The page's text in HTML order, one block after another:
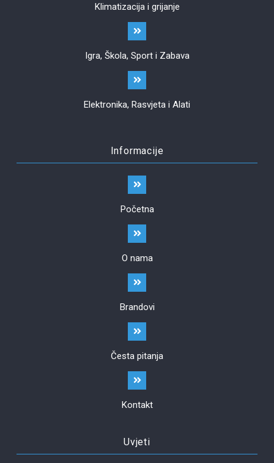
Klimatizacija i grijanje
Igra, Škola, Sport i Zabava
Elektronika, Rasvjeta i Alati
Informacije
Početna
O nama
Brandovi
Česta pitanja
Kontakt
Uvjeti